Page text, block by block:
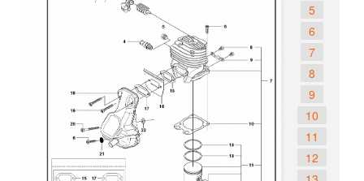
5
6
7
8
9
10
11
12